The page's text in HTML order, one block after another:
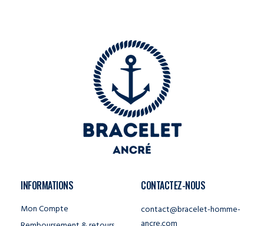
INFORMATIONS
Mon Compte
CONTACTEZ-NOUS
contact@bracelet-homme-